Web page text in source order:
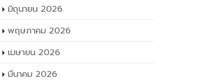
มิถุนายน 2026
พฤษภาคม 2026
เมษายน 2026
มีนาคม 2026